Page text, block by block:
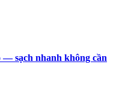
— sạch nhanh không cần